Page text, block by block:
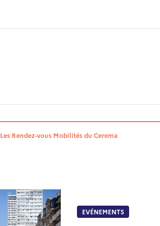
Les Rendez-vous Mobilités du Cerema
EVÉNEMENTS